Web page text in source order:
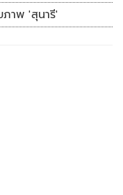
าพ 'สุนารี'